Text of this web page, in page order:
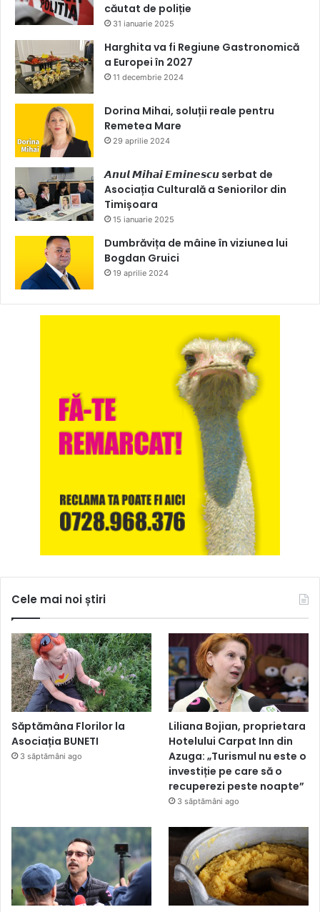
căutat de poliție
31 ianuarie 2025
Harghita va fi Regiune Gastronomică
a Europei în 2027
11 decembrie 2024
Dorina Mihai, soluții reale pentru
Remetea Mare
29 aprilie 2024
𝘼𝙣𝙪𝙡 𝙈𝙞𝙝𝙖𝙞 𝙀𝙢𝙞𝙣𝙚𝙨𝙘𝙪 serbat de
Asociația Culturală a Seniorilor din
Timișoara
15 ianuarie 2025
Dumbrăvița de mâine în viziunea lui
Bogdan Gruici
19 aprilie 2024
Cele mai noi știri
Săptămâna Florilor la
Asociația BUNETI
3 săptămâni ago
Liliana Bojian, proprietara
Hotelului Carpat Inn din
Azuga: „Turismul nu este o
investiție pe care să o
recuperezi peste noapte”
3 săptămâni ago